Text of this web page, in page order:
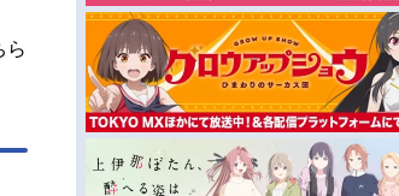
ら